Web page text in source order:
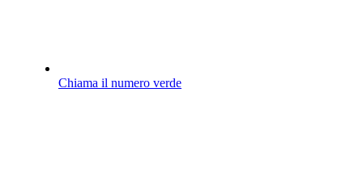
Chiama il numero verde